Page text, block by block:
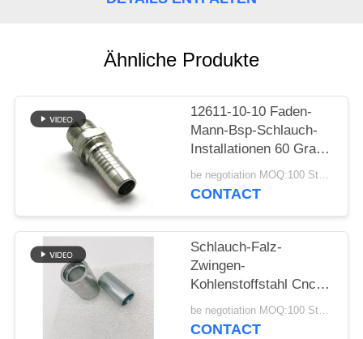
SITEMAP
PRIVACY
POLICY
Ähnliche Produkte
12611-10-10 Faden-
Mann-Bsp-Schlauch-
Installationen 60 Grad-
Kegel Seat
be negotiation MOQ:100 Stücke
CONTACT
Schlauch-Falz-
Zwingen-
Kohlenstoffstahl Cnc-
Standardmaschine
Eaton hydraulische
be negotiation MOQ:100 Stücke
CONTACT